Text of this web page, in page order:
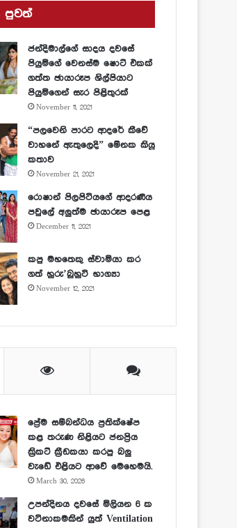
පුවත්
ජන්දිමාල්ගේ සාදය දවසේ
පියුමිගේ වෙනස්ම ෂොට් එකක්
ගත්ත ඡායාරූප ශිල්පියාට
පියුමිගෙන් සැර පිළිතුරක්
November 11, 2021
“පලවෙනි පාරට ආදරේ කීවේ
වාහනේ ඇතුලෙදි” මේනක කියූ
කතාව
November 21, 2021
රොෂාන් පිලපිටියගේ ආදරණීය
පවුලේ අලුත්ම ඡායාරූප පෙළ
December 11, 2021
කපු මහතෙකු ස්වාමියා කර
ගත් හුරු’බුහුටි භාග්‍යා
November 12, 2021
ප්‍රේම සම්බන්ධය ප්‍රතික්ෂේප
කළ තරුණ නිළියට ජනප්‍රිය
ක්‍රිකට් ක්‍රීඩකයා කරපු බලු
වැඩේ එළියට ආවේ මෙහෙමයි.
March 30, 2026
උපන්දිනය දවසේ මිලියන 6 ක
වටිනාකමකින් යුත් Ventilation